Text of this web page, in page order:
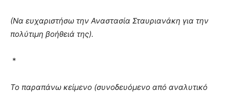
(Να ευχαριστήσω την Αναστασία Σταυριανάκη για την
πολύτιμη βοήθειά της).
*
Το παραπάνω κείμενο (συνοδευόμενο από αναλυτικό